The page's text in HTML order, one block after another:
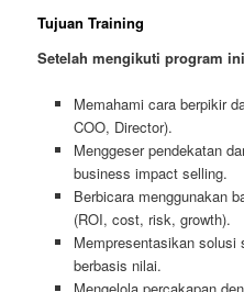
Tujuan Training
Setelah mengikuti program
Memahami cara berpikir
COO, Director).
Menggeser pendekatan
business impact selling.
Berbicara menggunakan
(ROI, cost, risk, growth).
Mempresentasikan
berbasis nilai.